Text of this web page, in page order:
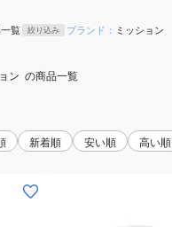
覧 絞り込み ブランド： ミッション
ン の商品一覧
新着順 安い順 高い順